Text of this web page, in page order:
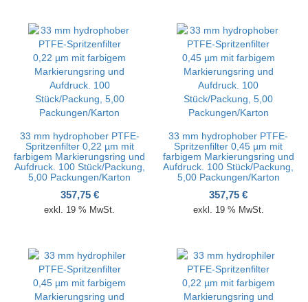
33 mm hydrophober PTFE-
Spritzenfilter 0,22 µm mit
farbigem Markierungsring und
Aufdruck. 100 Stück/Packung,
5,00 Packungen/Karton
357,75 €
exkl. 19 % MwSt.
33 mm hydrophober PTFE-
Spritzenfilter 0,45 µm mit
farbigem Markierungsring und
Aufdruck. 100 Stück/Packung,
5,00 Packungen/Karton
357,75€
exkl. 19 % MwSt.